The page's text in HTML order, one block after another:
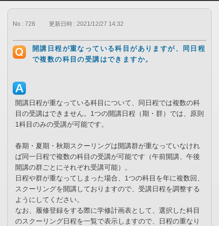
No : 728 更新日時 : 2021/12/27 14:32
開講日程が重なっている科目がありますが、同日程
で複数の科目の受講はできますか。
開講日程が重なっている科目について、同日程では複数の科
目の受講はできません。1つの開講日程（期・群）では、原則
1科目のみの受講が可能です。
春期・夏期・秋期スクーリングは開講群が重なっていなけれ
ば同一日程で複数の科目の受講が可能です（午前開講、午後
開講の群ごとにそれぞれ受講可能）。
日程や群が重なってしまった場合、1つの科目を年に複数回、
スクーリングを開講しておりますので、受講日程を調整する
ようにしてください。
なお、履修登録をする際に学修計画表として、選択した科目
のスクーリング日程を一覧で表示しますので、日程の重なり